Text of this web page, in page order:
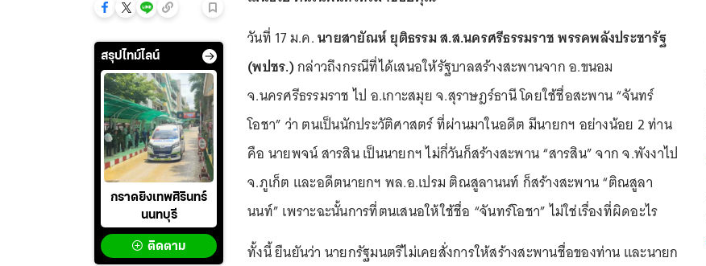
สรุปไทม์ไลน์
กราดยิงเทพศิรินทร์
นนทบุรี
ติดตาม
วันที่ 17 ม.ค.นายสายัณห์ ยุติธรรม ส.ส.นครศรีธรรมราช พรรคพลังประชารัฐ
(พปชร.)กล่าวถึงกรณีที่ได้เสนอให้รัฐบาลสร้างสะพานจาก อ.ขนอม
จ.นครศรีธรรมราช ไป อ.เกาะสมุย จ.สุราษฎร์ธานี โดยใช้ชื่อสะพาน “จันทร์
โอชา” ว่า ตนเป็นนักประวัติศาสตร์ ที่ผ่านมาในอดีต มีนายกฯ อย่างน้อย 2 ท่าน
คือ นายพจน์ สารสิน เป็นนายกฯ ไม่กี่วันก็สร้างสะพาน “สารสิน” จาก จ.พังงาไป
จ.ภูเก็ต และอดีตนายกฯ พล.อ.เปรม ติณสูลานนท์ ก็สร้างสะพาน “ติณสูลา
นนท์” เพราะฉะนั้นการที่ตนเสนอให้ใช้ชื่อ “จันทร์โอชา” ไม่ใช่เรื่องที่ผิดอะไร
ทั้งนี้ ยืนยันว่า นายกรัฐมนตรีไม่เคยสั่งการให้สร้างสะพานชื่อของท่าน และนายก